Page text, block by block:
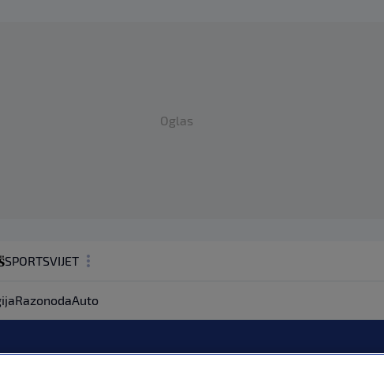
Oglas
SPORTSVIJET
ZDRAVLJE
SHOWBIZ
RazonodaAuto